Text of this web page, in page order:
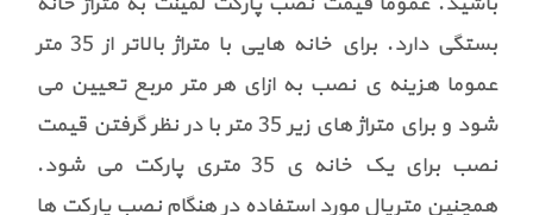
بستگی دارد. برای خانه هایی با متراژ بالاتر از 35 متر
عموما هزینه ی نصب به ازای هر متر مربع تعیین می
شود و برای متراژ های زیر 35 متر با در نظر گرفتن قیمت
نصب برای یک خانه ی 35 متری پارکت می شود.
همچنین متریال مورد استفاده در هنگام نصب پارکت ها